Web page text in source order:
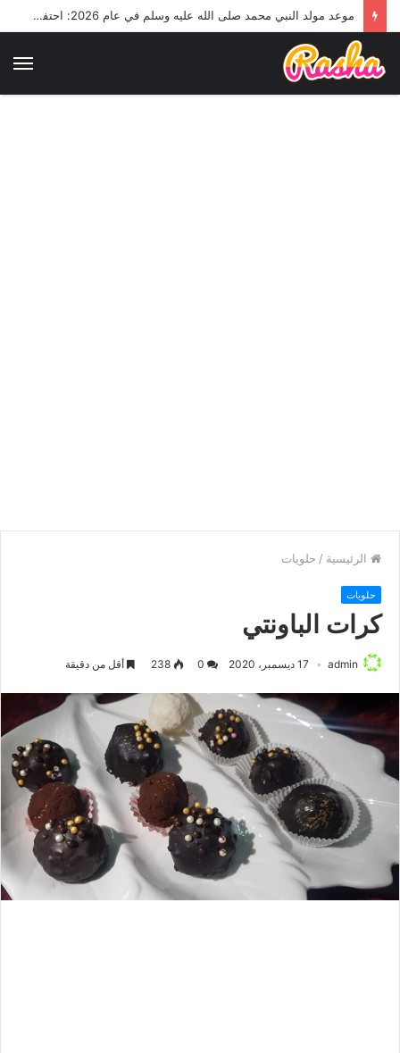
موعد مولد النبي محمد صلى الله عليه وسلم في عام 2026: احتفالات وذكريات
الرئيسية / حلويات
حلويات
كرات الباونتي
admin 17 ديسمبر، 2020 238 أقل من دقيقة